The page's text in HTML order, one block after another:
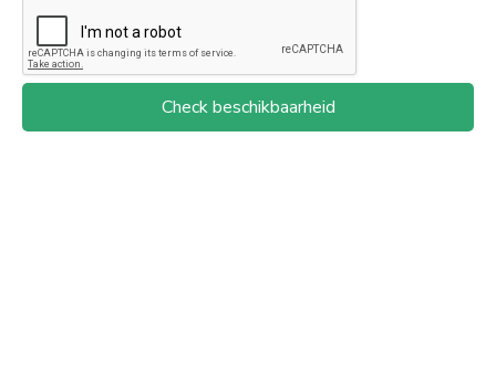
Check beschikbaarheid